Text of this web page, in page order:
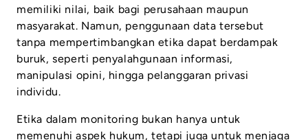
memiliki nilai, baik bagi perusahaan maupun
masyarakat. Namun, penggunaan data tersebut
tanpa mempertimbangkan etika dapat berdampak
buruk, seperti penyalahgunaan informasi,
manipulasi opini, hingga pelanggaran privasi
individu.
Etika dalam monitoring bukan hanya untuk
memenuhi aspek hukum, tetapi juga untuk menjaga